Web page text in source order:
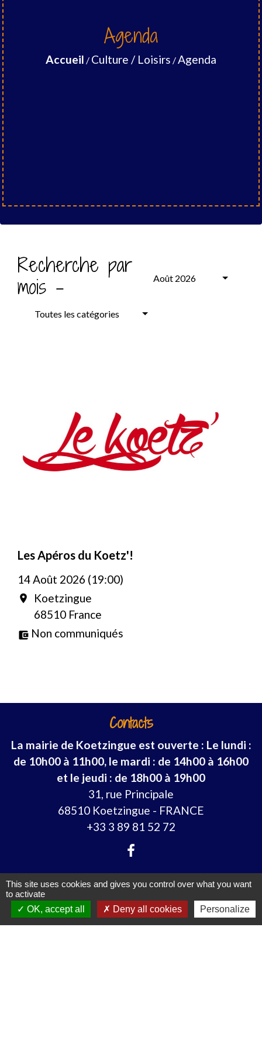
Agenda
Accueil / Culture / Loisirs /Agenda
Recherche par
mois -
Août 2026
Toutes les catégories
Les Apéros du Koetz'!
14 Août 2026 (19:00)
location_on
Koetzingue
68510 France
account_balance_wallet Non communiqués
Contacts
La mairie de Koetzingue est ouverte : Le lundi :
de 10h00 à 11h00, le mardi : de 14h00 à 16h00
et le jeudi : de 18h00 à 19h00
31, rue Principale
68510 Koetzingue - FRANCE
+33 3 89 81 52 72
Liens
TAD (Transport à la demande)
This site uses cookies and gives you control over what you want
to activate
OK, accept all
Deny all cookies Personalize